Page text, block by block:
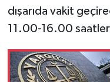
dışarıda vakit
11.00-16.00 saatleri